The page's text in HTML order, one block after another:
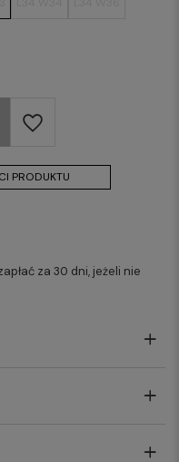
PRODUKTU
za 30 dni, jeżeli nie